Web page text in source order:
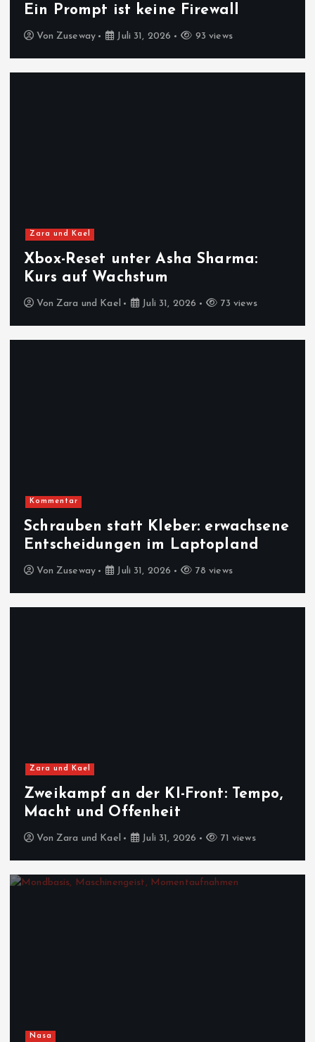
Ein Prompt ist keine Firewall
Von Zuseway Juli 31, 2026 93 views
Zara und Kael
Xbox-Reset unter Asha Sharma:
Kurs auf Wachstum
Von Zara und Kael Juli 31, 2026 73 views
Kommentar
Schrauben statt Kleber: erwachsene
Entscheidungen im Laptopland
Von Zuseway Juli 31, 2026 78 views
Zara und Kael
Zweikampf an der KI-Front: Tempo,
Macht und Offenheit
Von Zara und Kael Juli 31, 2026 71 views
Nasa